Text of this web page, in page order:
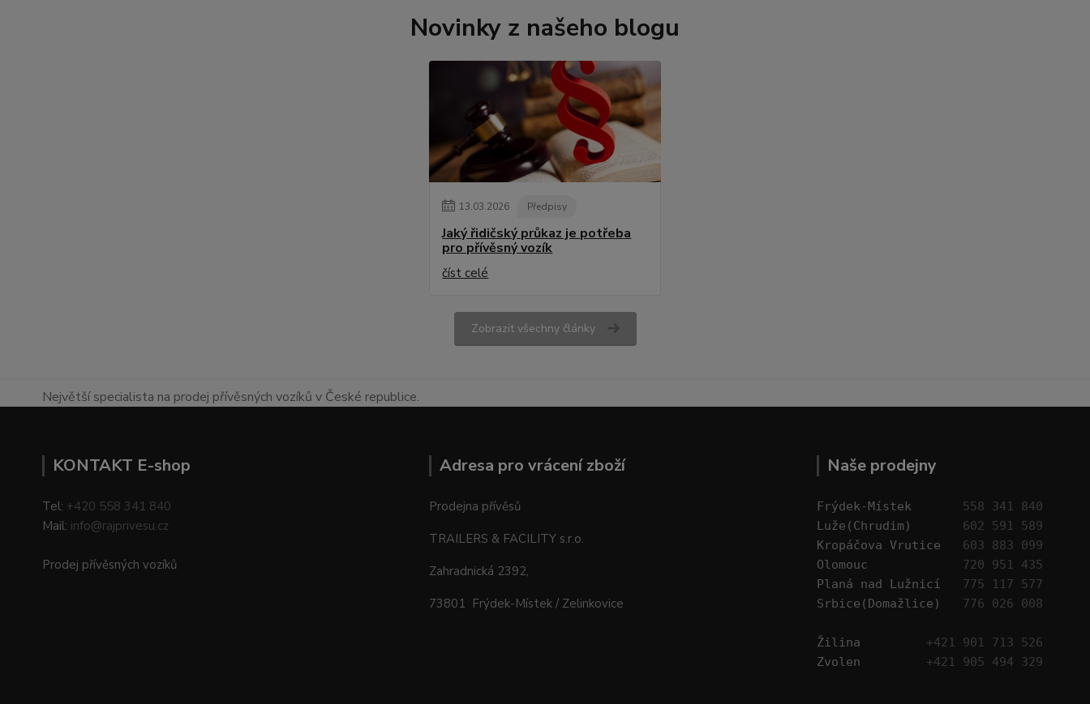
Novinky z našeho blogu
13.03.2026 Předpisy
Jaký řidičský průkaz je potřeba
pro přívěsný vozík
číst celé
Zobrazit všechny články
Největší specialista na prodej přívěsných vozíků v České republice.
KONTAKT E-shop
Tel: +420 558 341 840
Mail: info@rajprivesu.cz
Prodej přívěsných vozíků
Adresa pro vrácení zboží
Prodejna přívěsů
TRAILERS & FACILITY s.r.o.
Zahradnická 2392,
73801 Frýdek-Místek / Zelinkovice
Naše prodejny
Frýdek-Místek 558 341 840
Luže(Chrudim) 602 591 589
Kropáčova Vrutice 603 883 099
Olomouc 720 951 435
Planá nad Lužnicí 775 117 577
Srbice(Domažlice) 776 026 008
Žilina +421 901 713 526
Zvolen +421 905 494 329